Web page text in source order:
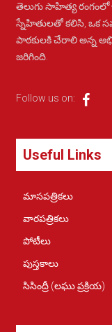
తెలుగు సాహిత్య రంగంలో
స్నేహితులతో కలిసి, ఒక
పాఠకులకి చేరాలి అన్న
జరిగింది.
Follow us on:
Useful Links
మాసపత్రికలు
వారపత్రికలు
పోటీలు
పుస్తకాలు
సిసింద్రీ (లఘు ప్రక్రియ)